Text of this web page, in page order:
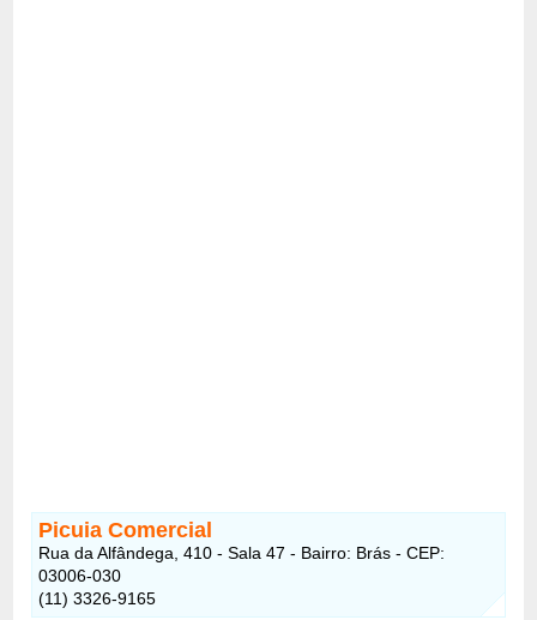
Picuia Comercial
Rua da Alfândega, 410 - Sala 47 - Bairro: Brás - CEP:
03006-030
(11) 3326-9165